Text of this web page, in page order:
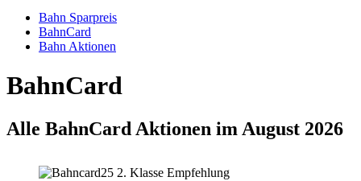
Bahn Sparpreis
BahnCard
Bahn Aktionen
BahnCard
Alle BahnCard Aktionen im August 2026